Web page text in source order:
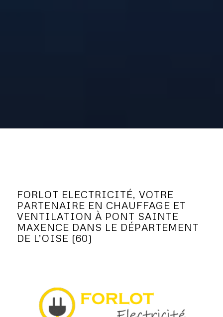
FORLOT ELECTRICITÉ, VOTRE
PARTENAIRE EN CHAUFFAGE ET
VENTILATION À PONT SAINTE
MAXENCE DANS LE DÉPARTEMENT
DE L’OISE (60)